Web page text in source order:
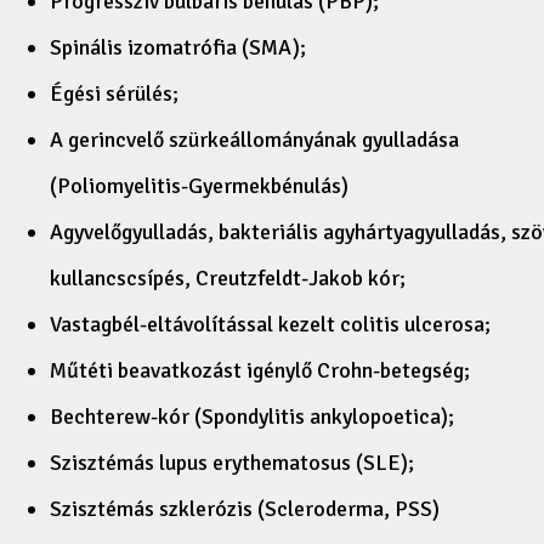
Spinális izomatrófia (SMA);
Égési sérülés;
A gerincvelő szürkeállományának gyulladása
(Poliomyelitis-Gyermekbénulás)
Agyvelőgyulladás, bakteriális agyhártyagyulladás,
kullancscsípés, Creutzfeldt-Jakob kór;
Vastagbél-eltávolítással kezelt colitis ulcerosa;
Műtéti beavatkozást igénylő Crohn-betegség;
Bechterew-kór (Spondylitis ankylopoetica);
Szisztémás lupus erythematosus (SLE);
Szisztémás szklerózis (Scleroderma, PSS)